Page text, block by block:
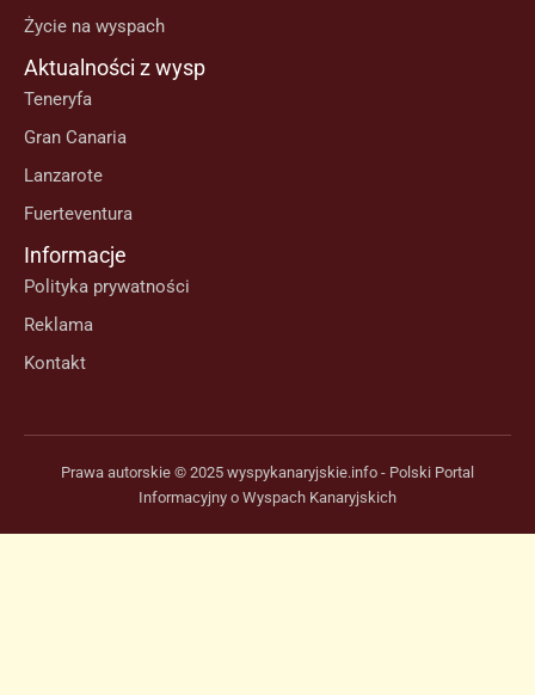
Życie na wyspach
Aktualności z wysp
Teneryfa
Gran Canaria
Lanzarote
Fuerteventura
Informacje
Polityka prywatności
Reklama
Kontakt
Prawa autorskie © 2025 wyspykanaryjskie.info - Polski Portal
Informacyjny o Wyspach Kanaryjskich